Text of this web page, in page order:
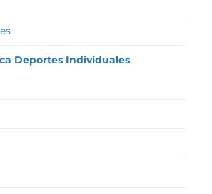
Deportes Individuales